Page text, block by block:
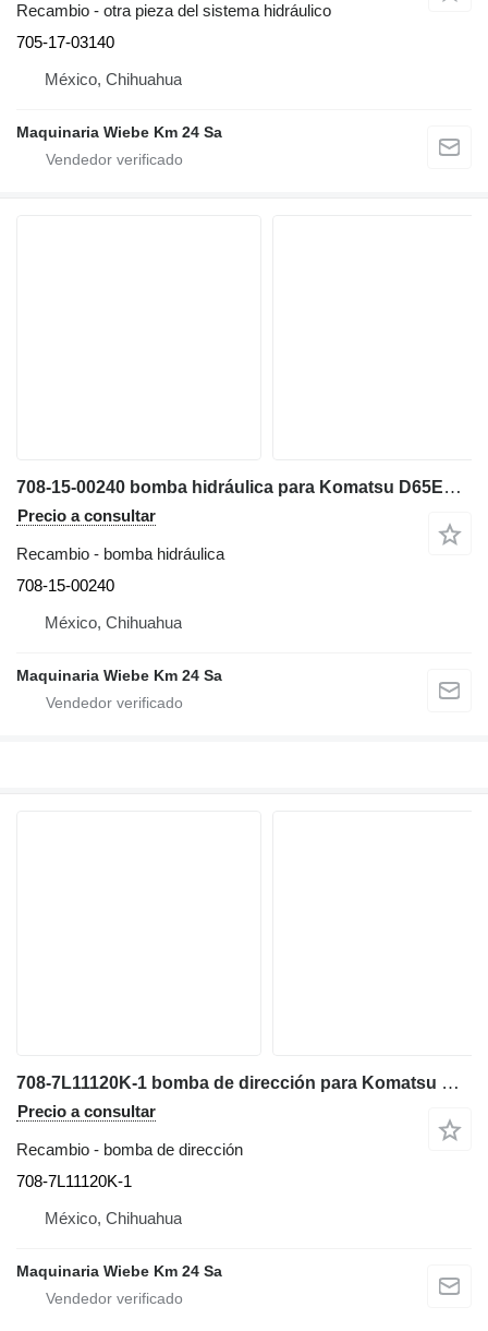
Recambio - otra pieza del sistema hidráulico
705-17-03140
México, Chihuahua
Maquinaria Wiebe Km 24 Sa
708-15-00240 bomba hidráulica para Komatsu D65EX15 bulldozer
Precio a consultar
Recambio - bomba hidráulica
708-15-00240
México, Chihuahua
Maquinaria Wiebe Km 24 Sa
708-7L11120K-1 bomba de dirección para Komatsu D65EX-15 bulldozer
Precio a consultar
Recambio - bomba de dirección
708-7L11120K-1
México, Chihuahua
Maquinaria Wiebe Km 24 Sa